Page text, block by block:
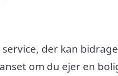
der kan
om du ejer en